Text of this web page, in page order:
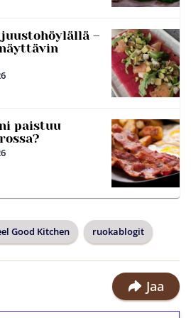
–
paistuu
Good Kitchen ruokablogit
Jaa